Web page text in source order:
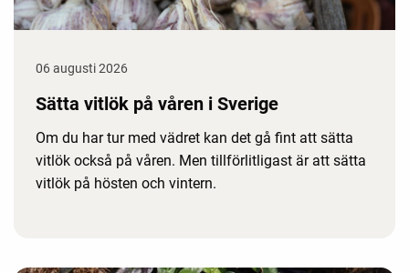
06 augusti 2026
Sätta vitlök på våren i Sverige
Om du har tur med vädret kan det gå fint att sätta
vitlök också på våren. Men tillförlitligast är att sätta
vitlök på hösten och vintern.